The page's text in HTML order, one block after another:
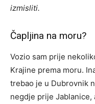
izmisliti.
Čapljina na moru?
Vozio sam prije
Krajine prema moru.
trebao je u Dubrovnik
negdje prije Jablanice,